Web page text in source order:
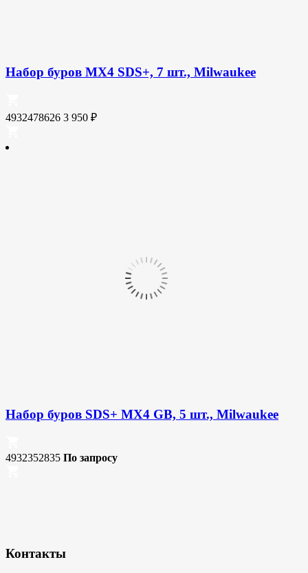
Набор буров MX4 SDS+, 7 шт., Milwaukee
4932478626 3 950 ₽
Набор буров SDS+ MX4 GB, 5 шт., Milwaukee
4932352835 По запросу
Контакты